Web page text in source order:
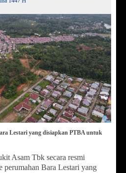
Lestari yang disiapkan PTBA untuk
Asam Tbk secara resmi
perumahan Bara Lestari yang